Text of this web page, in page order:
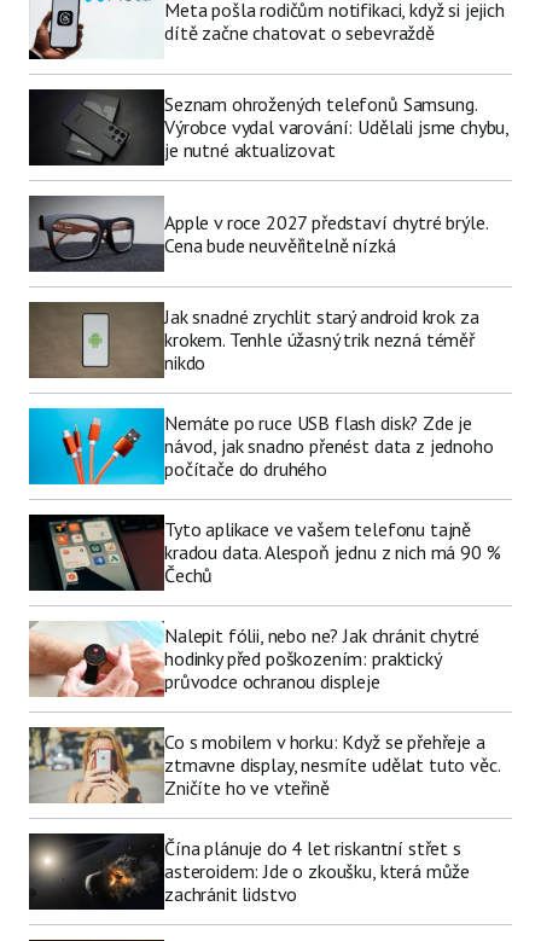
Meta pošla rodičům notifikaci, když si jejich
dítě začne chatovat o sebevraždě
Seznam ohrožených telefonů Samsung.
Výrobce vydal varování: Udělali jsme chybu,
je nutné aktualizovat
Apple v roce 2027 představí chytré brýle.
Cena bude neuvěřitelně nízká
Jak snadné zrychlit starý android krok za
krokem. Tenhle úžasný trik nezná téměř
nikdo
Nemáte po ruce USB flash disk? Zde je
návod, jak snadno přenést data z jednoho
počítače do druhého
Tyto aplikace ve vašem telefonu tajně
kradou data. Alespoň jednu z nich má 90 %
Čechů
Nalepit fólii, nebo ne? Jak chránit chytré
hodinky před poškozením: praktický
průvodce ochranou displeje
Co s mobilem v horku: Když se přehřeje a
ztmavne display, nesmíte udělat tuto věc.
Zničíte ho ve vteřině
Čína plánuje do 4 let riskantní střet s
asteroidem: Jde o zkoušku, která může
zachránit lidstvo